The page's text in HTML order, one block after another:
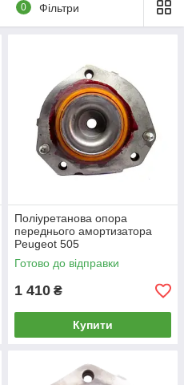
0 Фільтри
Поліуретанова опора
переднього амортизатора
Peugeot 505
РЕКОНСТРУКЦІЯ ВАШОЇ,
PP-0757b
Готово до відправки
1 410 ₴
Купити